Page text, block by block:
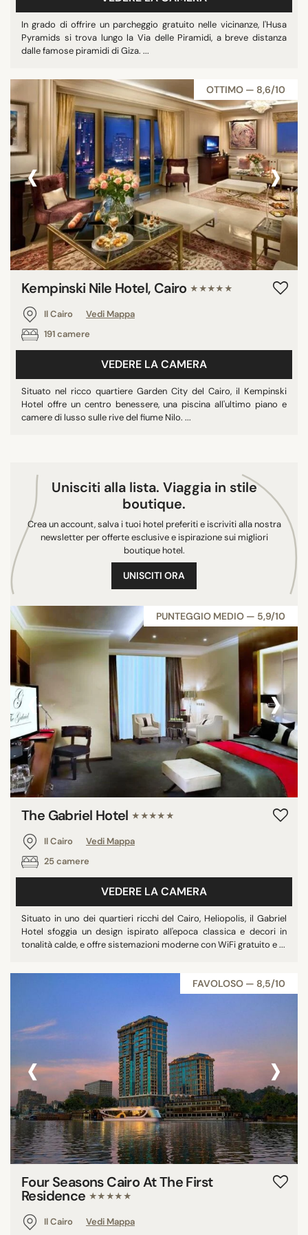
RICERCA
In grado di offrire un parcheggio gratuito nelle vicinanze, l'Husa
Pyramids si trova lungo la Via delle Piramidi, a breve distanza
dalle famose piramidi di Giza. ...
OTTIMO — 8,6/10
‹ ›
Kempinski Nile Hotel, Cairo ★★★★★
Il Cairo
Vedi Mappa
191 camere
VEDERE LA CAMERA
Situato nel ricco quartiere Garden City del Cairo, il Kempinski
Hotel offre un centro benessere, una piscina all'ultimo piano e
camere di lusso sulle rive del fiume Nilo. ...
Unisciti alla lista. Viaggia in stile
boutique.
Crea un account, salva i tuoi hotel preferiti e iscriviti alla nostra
newsletter per offerte esclusive e ispirazione sui migliori
boutique hotel.
UNISCITI ORA
PUNTEGGIO MEDIO — 5,9/10
‹ ›
The Gabriel Hotel ★★★★★
Il Cairo
Vedi Mappa
25 camere
VEDERE LA CAMERA
Situato in uno dei quartieri ricchi del Cairo, Heliopolis, il Gabriel
Hotel sfoggia un design ispirato all'epoca classica e decori in
tonalità calde, e offre sistemazioni moderne con WiFi gratuito e ...
FAVOLOSO — 8,5/10
‹ ›
Four Seasons Cairo At The First
Residence ★★★★★
Il Cairo Vedi Mappa